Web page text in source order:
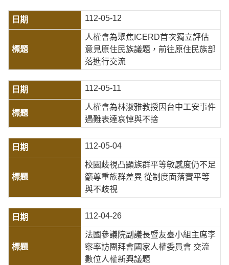
112-05-12
人權會為聚焦ICERD首次獨立評估
意見原住民族議題，前往原住民族部
落進行交流
112-05-11
人權會為林淑雅教授因台中工安事件
遇難表達哀悼與不捨
112-05-04
校園歧視凸顯族群平等敏感度仍不足
籲尊重族群差異 從制度面落實平等
與不歧視
112-04-26
法國參議院副議長暨友臺小組主席李
察率訪團拜會國家人權委員會 交流
數位人權新興議題